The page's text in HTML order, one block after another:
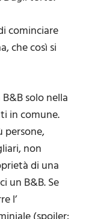
cominciare
che così si
solo nella
in comune.
persone,
non
di una
un B&B. Se
l’